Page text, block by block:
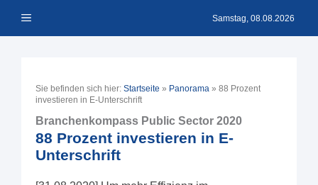
Inhalt Menü Samstag, 08.08.2026
Sie befinden sich hier: Startseite » Panorama » 88 Prozent
investieren in E-Unterschrift
Branchenkompass Public Sector 2020
88 Prozent investieren in E-
Unterschrift